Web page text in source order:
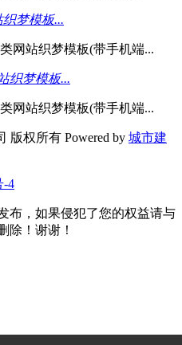
梦模板...
网站织梦模板(带手机端...
织梦模板...
网站织梦模板(带手机端...
版权所有 Powered by 城市建
-4
布，如果侵犯了您的权益请与
除！谢谢！